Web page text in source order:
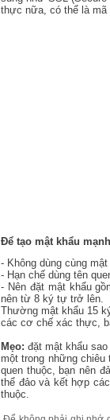
thực nữa, có thể là
Để tạo mật khẩu
- Không dùng cùng
- Hạn chế dùng tên
- Nên đặt mật khẩu
nên từ 8 ký tự trở lên.
Thường mật khẩu 15
các cơ chế xác thực,
Mẹo: đặt mật khẩu
một trong những
quen thuộc, bạn nên
thể đảo và kết hợp
thuộc.